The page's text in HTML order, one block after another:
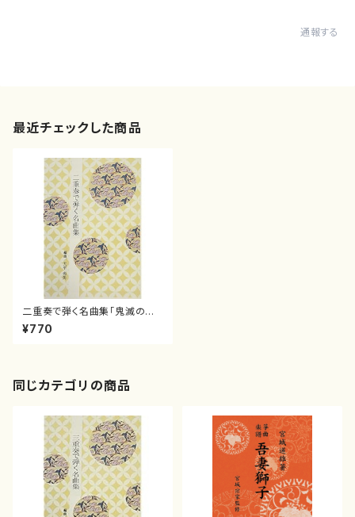
通報する
最近チェックした商品
二重奏で弾く名曲集「鬼滅の刃」
より 紅蓮華／炎（五線譜付）
( 箏2/大平光美 編曲/楽譜）
¥770
同じカテゴリの商品